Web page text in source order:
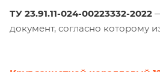
ТУ 23.91.11-024-00223332-2022
документ, согласно которому